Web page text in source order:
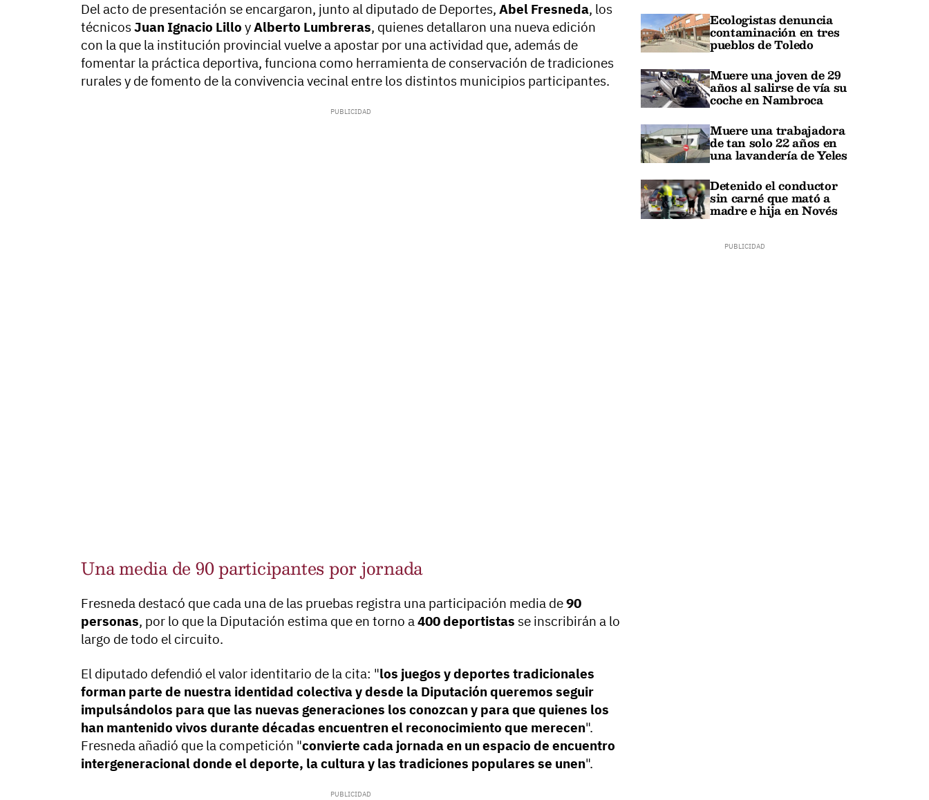
Del acto de presentación se encargaron, junto al diputado de Deportes, Abel Fresneda, los
técnicosJuan Ignacio Lillo yAlberto Lumbreras, quienes detallaron una nueva edición
con la que la institución provincial vuelve a apostar por una actividad que, además de
fomentar la práctica deportiva, funciona como herramienta de conservación de tradiciones
rurales y de fomento de la convivencia vecinal entre los distintos municipios participantes.
Una media de 90 participantes por jornada
Fresneda destacó que cada una de las pruebas registra una participación media de90
personas, por lo que la Diputación estima que en torno a400 deportistas se inscribirán a lo
largo de todo el circuito.
El diputado defendió el valor identitario de la cita: "los juegos y deportes tradicionales
forman parte de nuestra identidad colectiva y desde la Diputación queremos seguir
impulsándolos para que las nuevas generaciones los conozcan y para que quienes los
han mantenido vivos durante décadas encuentren el reconocimiento que merecen".
Fresneda añadió que la competición "convierte cada jornada en un espacio de encuentro
intergeneracional donde el deporte, la cultura y las tradiciones populares se unen".
Ecologistas denuncia
contaminación en tres
pueblos de Toledo
Muere una joven de 29
años al salirse de vía su
coche en Nambroca
Muere una trabajadora
de tan solo 22 años en
una lavandería de Yeles
Detenido el conductor
sin carné que mató a
madre e hija en Novés